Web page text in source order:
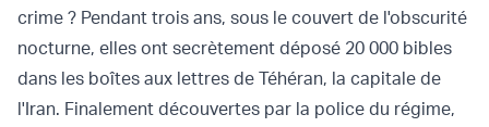
crime ? Pendant trois ans, sous le couvert de l'obscurité
nocturne, elles ont secrètement déposé 20 000 bibles
dans les boîtes aux lettres de Téhéran, la capitale de
l'Iran. Finalement découvertes par la police du régime,